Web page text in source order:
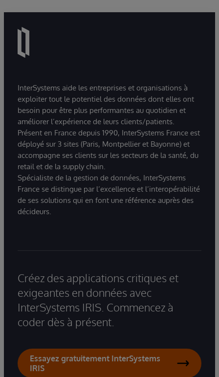
InterSystems aide les entreprises et organisations à
exploiter tout le potentiel des données dont elles ont
besoin pour être plus performantes au quotidien et
améliorer l’expérience de leurs clients/patients.
Présent en France depuis 1990, InterSystems France est
déployé sur 3 sites (Paris, Montpellier et Bayonne) et
accompagne ses clients sur les secteurs de la santé, du
retail et de la supply chain.
Spécialiste de la gestion de données, InterSystems
France se distingue par l’excellence et l’interopérabilité
de ses solutions qui en font une référence auprès des
décideurs.
Créez des applications critiques et
exigeantes en données avec
InterSystems IRIS. Commencez à
coder dès à présent.
Essayez gratuitement InterSystems
IRIS